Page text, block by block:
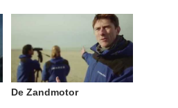
De Zandmotor